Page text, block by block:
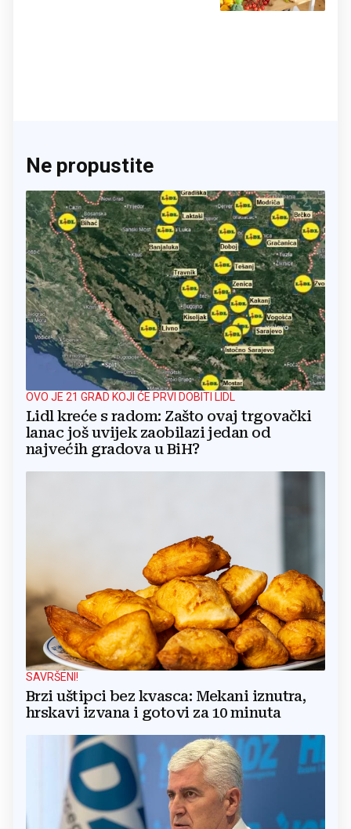
Ne propustite
OVO JE 21 GRAD KOJI ĆE PRVI DOBITI LIDL
Lidl kreće s radom: Zašto ovaj trgovački
lanac još uvijek zaobilazi jedan od
najvećih gradova u BiH?
SAVRŠENI!
Brzi uštipci bez kvasca: Mekani iznutra,
hrskavi izvana i gotovi za 10 minuta